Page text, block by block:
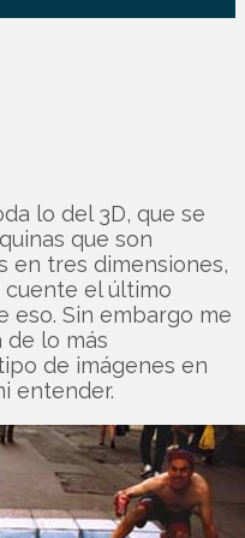
lo del 3D, que se
que son
en tres dimensiones,
cuente el último
eso. Sin embargo me
de lo más
de imágenes en
entender.